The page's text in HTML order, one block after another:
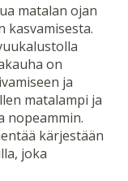
matalan ojan
kasvamisesta.
on
ja
matalampi ja
nopeammin.
kärjestään
joka